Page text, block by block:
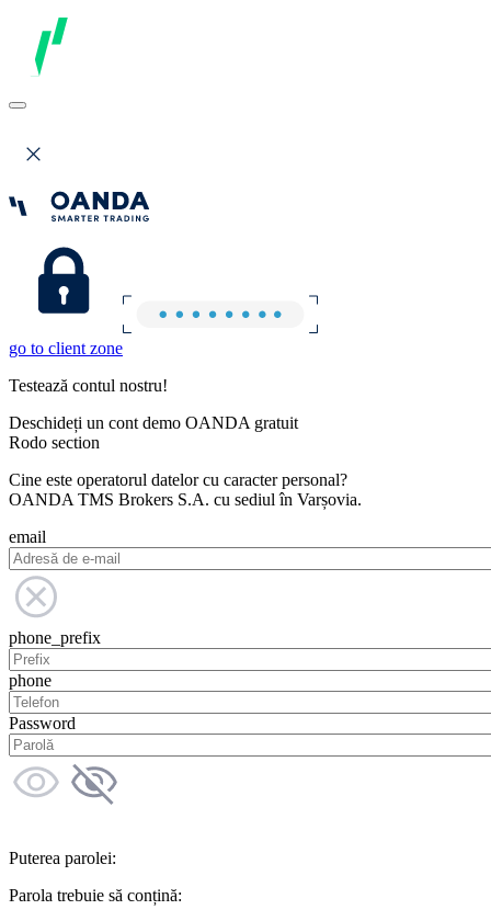
go to client zone
Testează contul nostru!
Deschideți un cont demo OANDA gratuit
Rodo section
Cine este operatorul datelor cu caracter personal?
OANDA TMS Brokers S.A. cu sediul în Varșovia.
email
phone_prefix
phone
Password
Puterea parolei:
Parola trebuie să conțină: